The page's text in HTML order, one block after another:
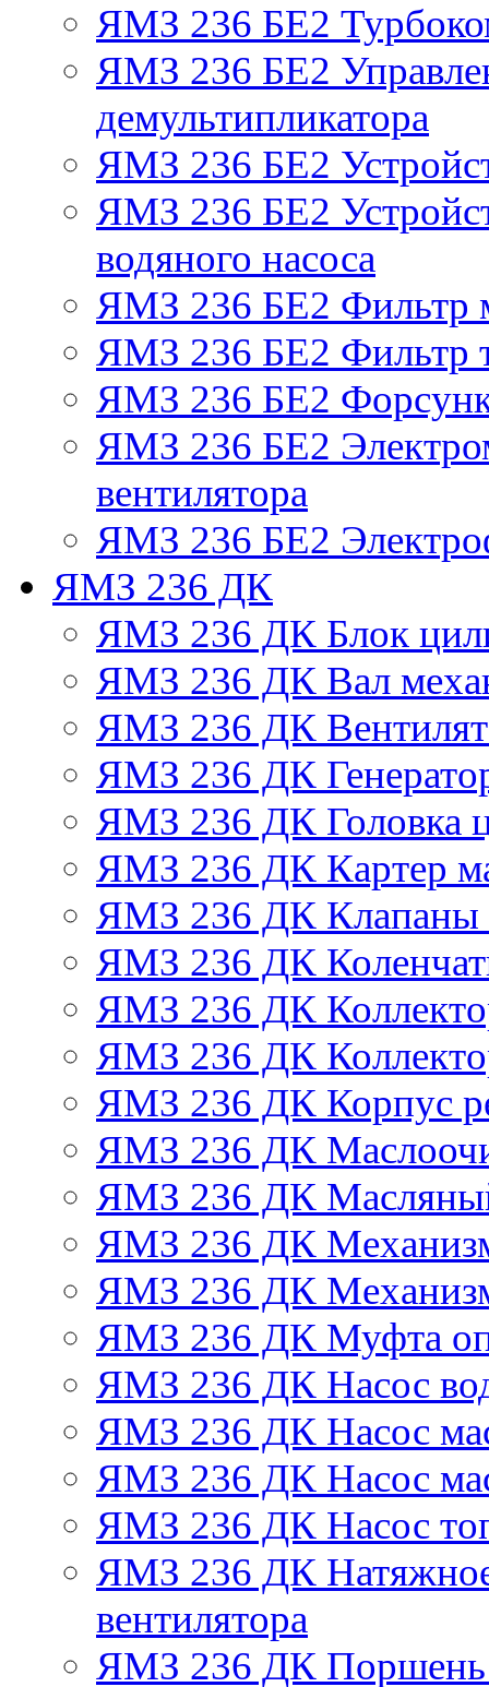
ЯМЗ 236 БЕ2
ЯМЗ 236 БЕ2
демультипликатора
ЯМЗ 236 БЕ2
ЯМЗ 236 БЕ2
водяного насоса
ЯМЗ 236 БЕ2 Фильтр
ЯМЗ 236 БЕ2 Фильтр
ЯМЗ 236 БЕ2
ЯМЗ 236 БЕ2
вентилятора
ЯМЗ 236 БЕ2
ЯМЗ 236 ДК
ЯМЗ 236 ДК Блок
ЯМЗ 236 ДК Вал
ЯМЗ 236 ДК
ЯМЗ 236 ДК
ЯМЗ 236 ДК Головка
ЯМЗ 236 ДК Картер
ЯМЗ 236 ДК Клапаны
ЯМЗ 236 ДК
ЯМЗ 236 ДК
ЯМЗ 236 ДК
ЯМЗ 236 ДК Корпус
ЯМЗ 236 ДК
ЯМЗ 236 ДК
ЯМЗ 236 ДК
ЯМЗ 236 ДК
ЯМЗ 236 ДК Муфта
ЯМЗ 236 ДК Насос
ЯМЗ 236 ДК Насос
ЯМЗ 236 ДК Насос
ЯМЗ 236 ДК Насос
ЯМЗ 236 ДК Натяжное
вентилятора
ЯМЗ 236 ДК Поршень